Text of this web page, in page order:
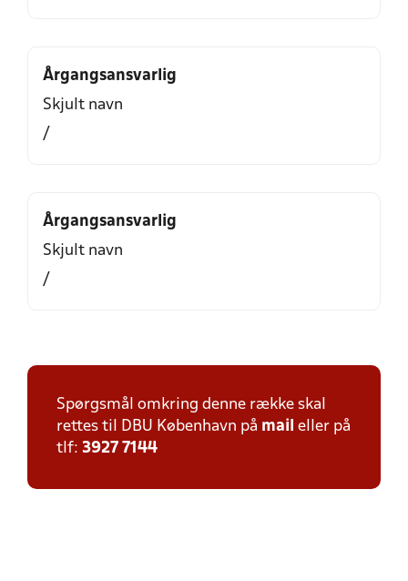
Årgangsansvarlig
Skjult navn
/
Årgangsansvarlig
Skjult navn
/
Spørgsmål omkring denne række skal
rettes til DBU København på mail eller på
tlf: 3927 7144